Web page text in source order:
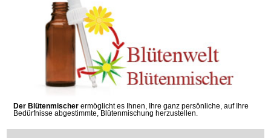
Der Blütenmischer ermöglicht es Ihnen, Ihre ganz persönliche, auf Ihre
Bedürfnisse abgestimmte, Blütenmischung herzustellen.